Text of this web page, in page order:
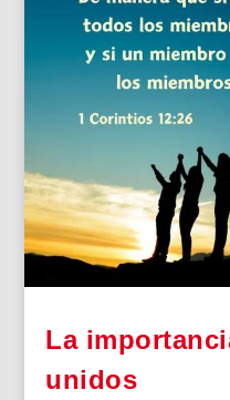
La
unidos